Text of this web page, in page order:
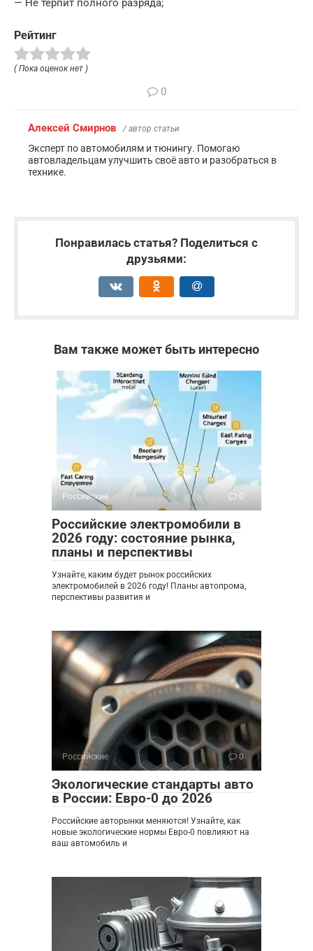
— Не терпит полного разряда;
Рейтинг
( Пока оценок нет )
0
Алексей Смирнов / автор статьи
Эксперт по автомобилям и тюнингу. Помогаю
автовладельцам улучшить своё авто и разобраться в
технике.
Понравилась статья? Поделиться с
друзьями:
Вам также может быть интересно
Российские 0
Российские электромобили в
2026 году: состояние рынка,
планы и перспективы
Узнайте, каким будет рынок российских
электромобилей в 2026 году! Планы автопрома,
перспективы развития и
Российские 0
Экологические стандарты авто
в России: Евро-0 до 2026
Российские авторынки меняются! Узнайте, как
новые экологические нормы Евро-0 повлияют на
ваш автомобиль и